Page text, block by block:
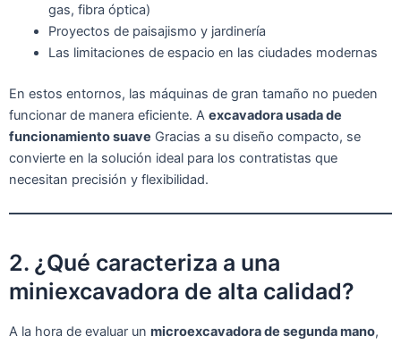
gas, fibra óptica)
Proyectos de paisajismo y jardinería
Las limitaciones de espacio en las ciudades modernas
En estos entornos, las máquinas de gran tamaño no pueden
funcionar de manera eficiente. A excavadora usada de
funcionamiento suave Gracias a su diseño compacto, se
convierte en la solución ideal para los contratistas que
necesitan precisión y flexibilidad.
2. ¿Qué caracteriza a una
miniexcavadora de alta calidad?
A la hora de evaluar un microexcavadora de segunda mano,